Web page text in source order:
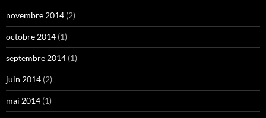
novembre 2014 (2)
octobre 2014 (1)
septembre 2014 (1)
juin 2014 (2)
mai 2014 (1)